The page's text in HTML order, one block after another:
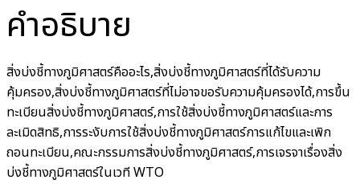
คำอธิบาย
สิ่งบ่งชี้ทางภูมิศาสตร์คืออะไร,สิ่งบ่งชี้ทางภูมิศาสตร์ที่ได้รับความ
คุ้มครอง,สิ่งบ่งชี้ทางภูมิศาสตร์ที่ไม่อาจขอรับความคุ้มครองได้,การขึ้น
ทะเบียนสิ่งบ่งชี้ทางภูมิศาสตร์,การใช้สิ่งบ่งชี้ทางภูมิศาสตร์และการ
ละเมิดสิทธิ,การระงับการใช้สิ่งบ่งชี้ทางภูมิศาสตร์การแก้ไขและเพิก
ถอนทะเบียน,คณะกรรมการสิ่งบ่งชี้ทางภูมิศาสตร์,การเจรจาเรื่องสิ่ง
บ่งชี้ทางภูมิศาสตร์ในเวที WTO